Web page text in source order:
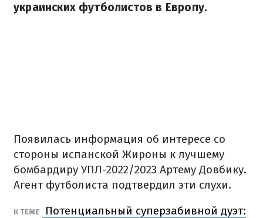
украинских футболистов в Европу.
Появилась информация об интересе со
стороны испанской Жироны к лучшему
бомбардиру УПЛ-2022/2023 Артему Довбику.
Агент футболиста подтвердил эти слухи.
К ТЕМЕ
Потенциальный суперзабивной дуэт: